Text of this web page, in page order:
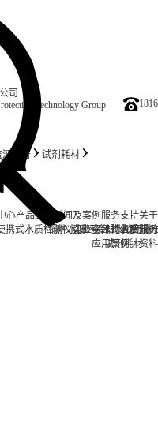
司
Technology Group
心
携式水质检测仪实验室台式水质分
试剂耗材
产品应用
锅炉水循环冷却水饮用水/
新闻及案例
企业资讯行业资讯
应用案例
服务支持
售后服务
资
关于
测设备 试剂耗材